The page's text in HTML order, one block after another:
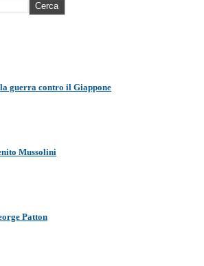
Cerca
guerra contro il Giappone
Mussolini
Patton